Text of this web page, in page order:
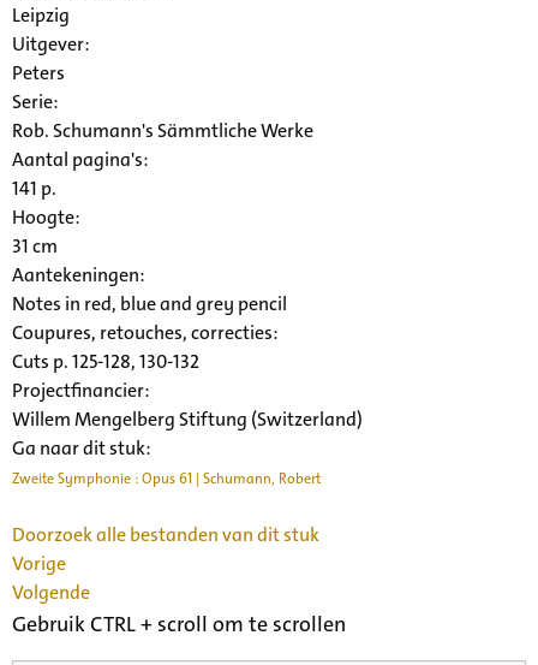
Leipzig
Uitgever:
Peters
Serie:
Rob. Schumann's Sämmtliche Werke
Aantal pagina's:
141 p.
Hoogte:
31 cm
Aantekeningen:
Notes in red, blue and grey pencil
Coupures, retouches, correcties:
Cuts p. 125-128, 130-132
Projectfinancier:
Willem Mengelberg Stiftung (Switzerland)
Ga naar dit stuk:
Zweite Symphonie : Opus 61 | Schumann, Robert
Doorzoek alle bestanden van dit stuk
Vorige
Volgende
Gebruik CTRL + scroll om te scrollen